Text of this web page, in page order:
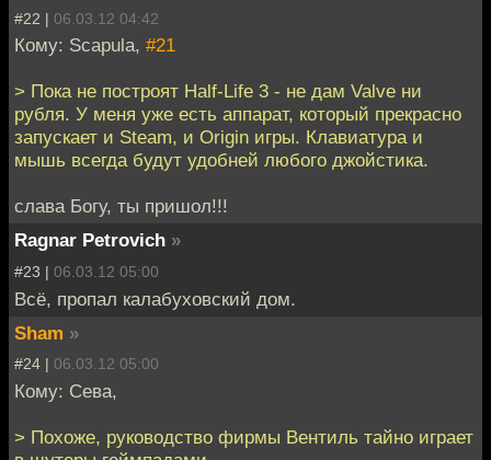
#22 | 06.03.12 04:42
Кому: Scapula, #21
> Пока не построят Half-Life 3 - не дам Valve ни
рубля. У меня уже есть аппарат, который прекрасно
запускает и Steam, и Origin игры. Клавиатура и
мышь всегда будут удобней любого джойстика.
слава Богу, ты пришол!!!
Ragnar Petrovich »
#23 | 06.03.12 05:00
Всё, пропал калабуховский дом.
Sham »
#24 | 06.03.12 05:00
Кому: Сева,
> Похоже, руководство фирмы Вентиль тайно играет